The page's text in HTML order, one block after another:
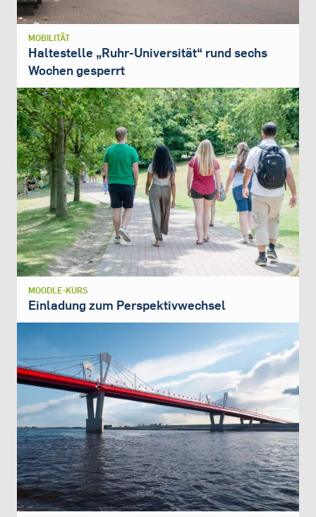
MOBILITÄT
Haltestelle „Ruhr-Universität“ rund sechs
Wochen gesperrt
MOODLE-KURS
Einladung zum Perspektivwechsel